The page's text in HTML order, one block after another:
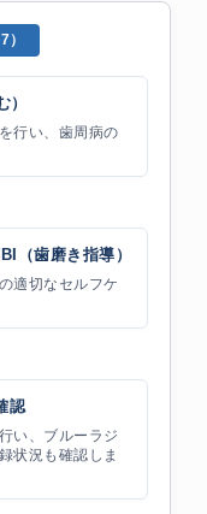
）
行い、歯周病の
（歯磨き指導）
適切なセルフケ
認
い、ブルーラジ
状況も確認しま